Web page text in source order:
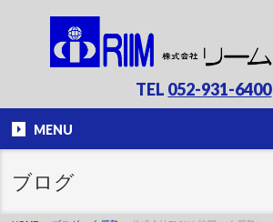
TEL 052-931-6400
MENU
ブログ